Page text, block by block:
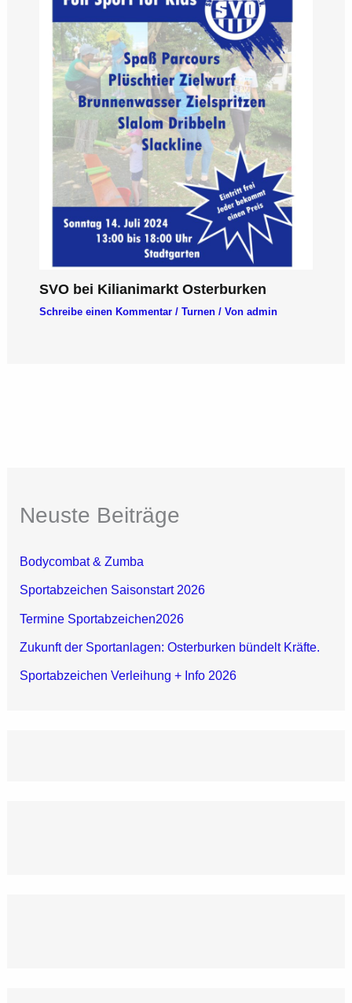
SVO bei Kilianimarkt Osterburken
Schreibe einen Kommentar / Turnen/ Von admin
Neuste Beiträge
Bodycombat & Zumba
Sportabzeichen Saisonstart 2026
Termine Sportabzeichen2026
Zukunft der Sportanlagen: Osterburken bündelt Kräfte.
Sportabzeichen Verleihung + Info 2026